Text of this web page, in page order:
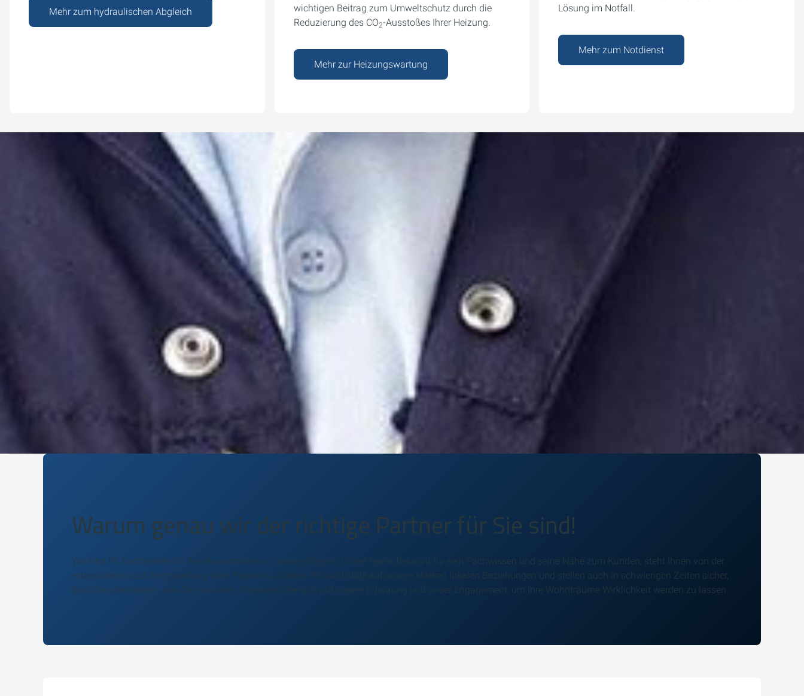
Mehr zum hydraulischen Abgleich
wichtigen Beitrag zum Umweltschutz durch die
Reduzierung des CO2-Ausstoßes Ihrer Heizung.
Mehr zur Heizungswartung
Lösung im Notfall.
Mehr zum Notdienst
Warum genau wir der richtige Partner für Sie sind!
Wir sind Ihr Fachbetrieb für Ihre Bauvorhaben in unserer Region. Unser Team, bekannt für sein Fachwissen und seine Nähe zum Kunden, steht Ihnen von der
ersten Idee bis zur Fertigstellung Ihres Projekts zur Seite. Wir sind stolz auf unsere starken lokalen Beziehungen und stellen auch in schwierigen Zeiten sicher,
dass Sie alles haben, was Sie brauchen. Verlassen Sie sich auf unsere Erfahrung und unser Engagement, um Ihre Wohnträume Wirklichkeit werden zu lassen.